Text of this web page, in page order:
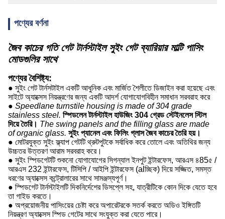
পণ্যের বর্ণনা
জৈব কাচের গতি গেট টার্নস্টাইল সুইং গেট ব্যারিয়ার মাল্টি পাসিং
মোডগুলির সাথে
পণ্যের বৈশিষ্ট্য:
● সুইং গেট টার্নসটাইল একটি আধুনিক এবং মার্জিত শৈলীতে ডিজাইন করা হয়েছে এবং
সাইটে অ্যাক্সেস নিয়ন্ত্রণের জন্য একটি আদর্শ যোগাযোগবিহীন সমাধান সরবরাহ করে
● Speedlane turnstile housing is made of 304 grade
stainless steel. স্পিডলেন টার্নস্টাইল হাউজিং 304 গ্রেড স্টেইনলেস স্টিল
দিয়ে তৈরি। The swing panels and the filling glass are made
of organic glass. সুইং প্যানেল এবং ফিলিং গ্লাস জৈব কাচের তৈরি হয়।
● মোটরযুক্ত সুইং ফ্ল্যাপ গেটটি থ্রুটপুটকে সর্বাধিক করে তোলে এবং অতিথির জন্য
উচ্চতর উত্তরণ আরাম সরবরাহ করে।
● সুইং স্পিডগেটটি শুকনো যোগাযোগের সিগন্যাল ইনপুট ইন্টারফেস, আরএস ৪85৫ /
আরএস 232 ইন্টারফেস, টিসিপি / আইপি ইন্টারফেস (alচ্ছিক) দিয়ে সজ্জিত, সমস্ত
ধরণের অ্যাক্সেস কন্ট্রোলারের সাথে সামঞ্জস্যপূর্ণ।
● স্পিডগেট টার্নস্টাইলটি দিকনির্দেশের ডিসপ্লে সহ, যাত্রীটিকে কোন দিকে যেতে হবে
তা গাইড করতে।
● অপ্রয়োজনীয় পাসিংয়ের চেষ্টা করে অপারেটরকে সতর্ক করতে অডিও ইঙ্গিতটি
নিয়ন্ত্রণ অ্যাক্সেস স্পিড গেটের সাথে সংযুক্ত করা যেতে পারে।